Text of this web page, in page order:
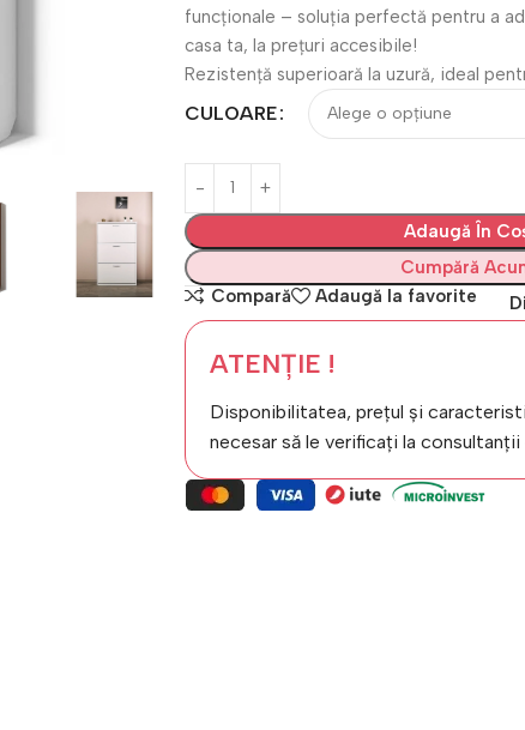
funcționale – soluția perfectă pentru a
casa ta, la prețuri accesibile!
Rezistență superioară la uzură, ideal
CULOARE
Adaugă În
Cumpără
Compară
Adaugă la favorite
ATENȚIE !
Disponibilitatea, prețul și
necesar să le verificați la